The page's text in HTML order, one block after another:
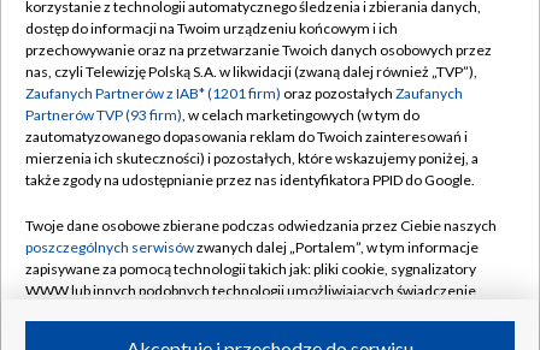
TVP
Abonament TVP
Emisja w TVP
Centrum informacji TVP
Naziemna Telewizja Cyfrowa
Rada Programowa
System NOS
Informacje o nadawcy
Regulamin TVP
Polityka prywatności
Moje zgody
Pomoc
Kontakt
Kanały
korzystanie z technologii automatycznego śledzenia i zbierania danych,
dostęp do informacji na Twoim urządzeniu końcowym i ich
przechowywanie oraz na przetwarzanie Twoich danych osobowych przez
nas, czyli Telewizję Polską S.A. w likwidacji (zwaną dalej również „TVP”),
Zaufanych Partnerów z IAB* (1201 firm) oraz pozostałych Zaufanych
Partnerów TVP (93 firm), w celach marketingowych (w tym do
zautomatyzowanego dopasowania reklam do Twoich zainteresowań i
mierzenia ich skuteczności) i pozostałych, które wskazujemy poniżej, a
także zgody na udostępnianie przez nas identyfikatora PPID do Google.
Twoje dane osobowe zbierane podczas odwiedzania przez Ciebie naszych
poszczególnych serwisówzwanych dalej „Portalem”, w tym informacje
zapisywane za pomocą technologii takich jak: pliki cookie, sygnalizatory
WWW lub innych podobnych technologii umożliwiających świadczenie